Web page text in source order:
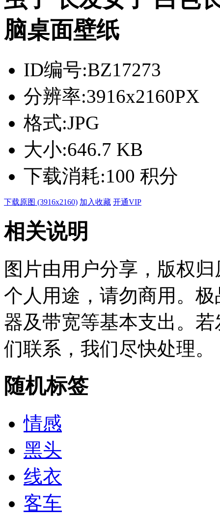
脑桌面壁纸
ID编号:BZ17273
分辨率:3916x2160PX
格式:JPG
大小:646.7 KB
下载消耗:100 积分
下载原图 (3916x2160) 加入收藏 开通VIP
相关说明
图片由用户分享，版权
个人用途，请勿商用。
器及带宽等基本支出。
们联系，我们尽快处理。
随机标签
情感
黑头
线衣
客车